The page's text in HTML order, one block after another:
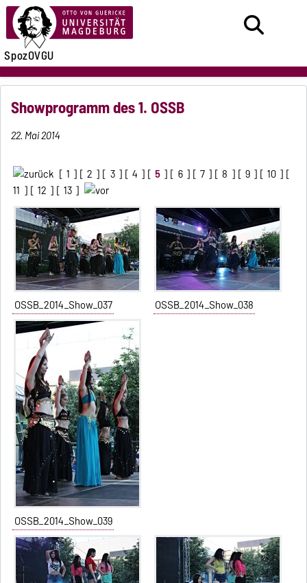
SpozOVGU
Showprogramm des 1. OSSB
22. Mai 2014
[ 1 ] [ 2 ] [ 3 ] [ 4 ] [ 5 ] [ 6 ] [ 7 ] [ 8 ] [ 9 ] [ 10 ] [
11 ] [ 12 ] [ 13 ]
OSSB_2014_Show_037 OSSB_2014_Show_038
OSSB_2014_Show_039